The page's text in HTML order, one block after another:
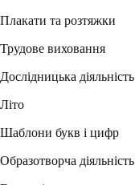
Плакати та розтяжки
Трудове виховання
Дослідницька діяльність
Літо
Шаблони букв і цифр
Образотворча діяльність